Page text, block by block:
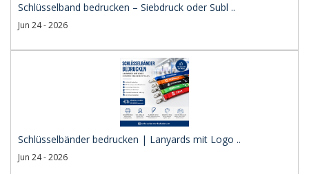
Schlüsselband bedrucken – Siebdruck oder Subl ..
Jun 24 - 2026
Schlüsselbänder bedrucken | Lanyards mit Logo ..
Jun 24 - 2026